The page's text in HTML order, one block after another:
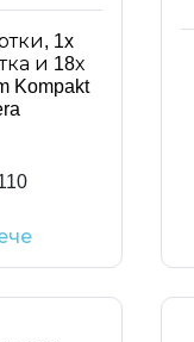
1x
и 18х
Kompakt